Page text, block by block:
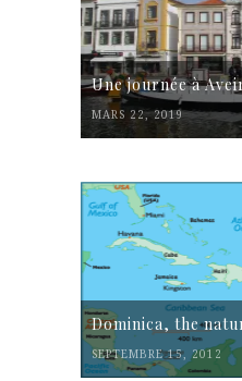
Une journée à
MARS 22, 2019
Dominica, the
SEPTEMBRE 15, 2012